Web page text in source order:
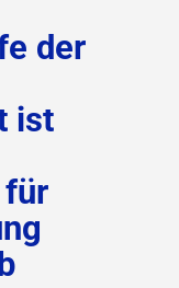
der
ist
für